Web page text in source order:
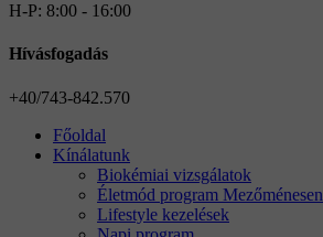
H-P: 8:00 - 16:00
Hívásfogadás
+40/743-842.570
Főoldal
Kínálatunk
Biokémiai vizsgálatok
Életmód program Mezőménesen
Lifestyle kezelések